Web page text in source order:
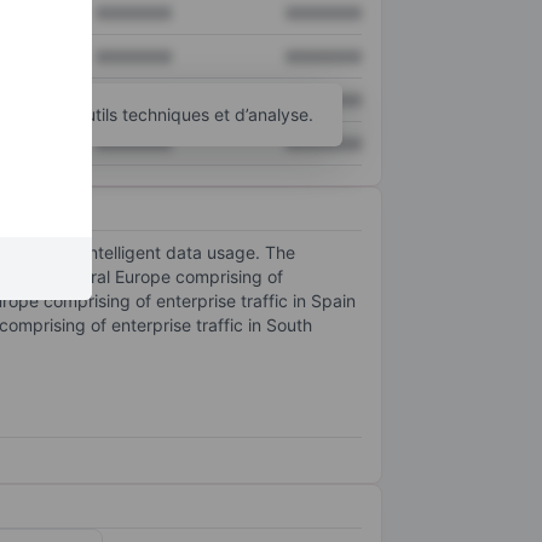
XXXXXXX XXXXXXX
d’autres outils techniques et d’analyse.
and intelligent data usage. The
Central Europe comprising of
comprising of enterprise traffic in Spain
of enterprise traffic in South